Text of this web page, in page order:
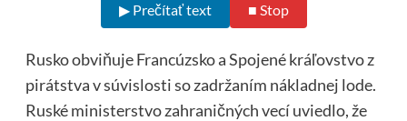
▶ Prečítať text ■ Stop
Rusko obviňuje Francúzsko a Spojené kráľovstvo z
pirátstva v súvislosti so zadržaním nákladnej lode.
Ruské ministerstvo zahraničných vecí uviedlo, že